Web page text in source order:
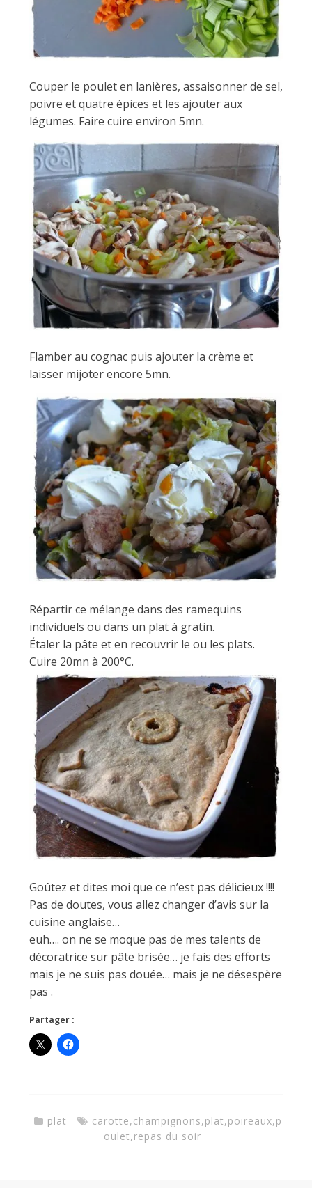
Couper le poulet en lanières, assaisonner de sel,
poivre et quatre épices et les ajouter aux
légumes. Faire cuire environ 5mn.
Flamber au cognac puis ajouter la crème et
laisser mijoter encore 5mn.
Répartir ce mélange dans des ramequins
individuels ou dans un plat à gratin.
Étaler la pâte et en recouvrir le ou les plats.
Cuire 20mn à 200°C.
Goûtez et dites moi que ce n’est pas délicieux !!!!
Pas de doutes, vous allez changer d’avis sur la
cuisine anglaise…
euh…. on ne se moque pas de mes talents de
décoratrice sur pâte brisée… je fais des efforts
mais je ne suis pas douée… mais je ne désespère
pas .
Partager :
plat carotte,champignons,plat,poireaux,p
oulet,repas du soir